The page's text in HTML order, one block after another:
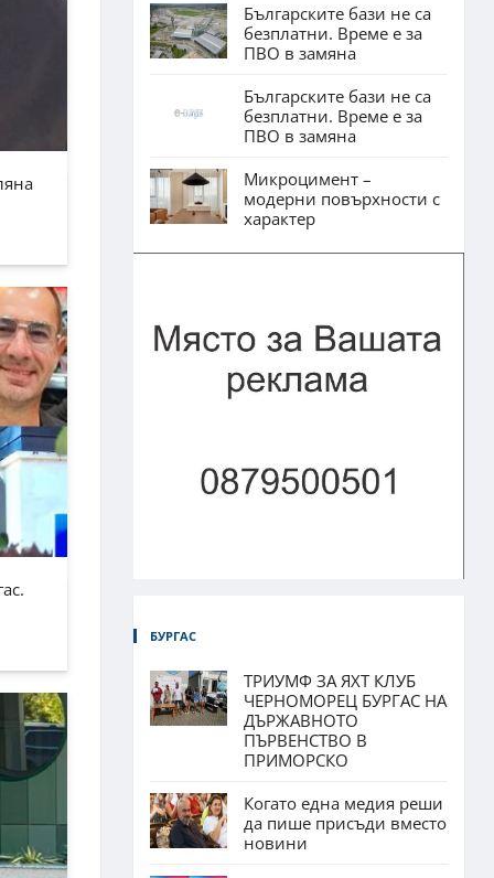
Българските бази не са
безплатни. Време е за
ПВО в замяна
Българските бази не са
безплатни. Време е за
ПВО в замяна
Микроцимент –
модерни повърхности с
характер
БУРГАС
ТРИУМФ ЗА ЯХТ КЛУБ
ЧЕРНОМОРЕЦ БУРГАС НА
ДЪРЖАВНОТО
ПЪРВЕНСТВО В
ПРИМОРСКО
Когато една медия реши
да пише присъди вместо
новини